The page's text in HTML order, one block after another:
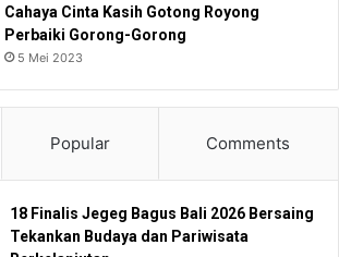
Cahaya Cinta Kasih Gotong Royong
Perbaiki Gorong-Gorong
5 Mei 2023
Popular Comments
18 Finalis Jegeg Bagus Bali 2026 Bersaing
Tekankan Budaya dan Pariwisata